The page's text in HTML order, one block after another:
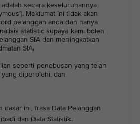
secara keseluruhannya
Maklumat ini tidak akan
pelanggan anda dan hanya
statistic supaya kami boleh
SIA dan meningkatkan
SIA.
seperti penebusan yang telah
diperolehi; dan
dasar ini, frasa Data Pelanggan
dan Data Statistik.